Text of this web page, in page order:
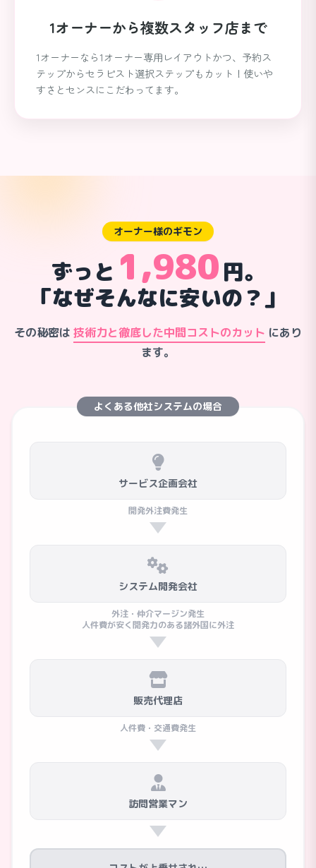
1オーナーから複数スタッフ店まで
1オーナーなら1オーナー専用レイアウトかつ、予約ス
テップからセラピスト選択ステップもカット！使いや
すさとセンスにこだわってます。
オーナー様のギモン
ずっと 1,980円。
「なぜそんなに安いの？」
その秘密は 技術力と徹底した中間コストのカット にあり
ます。
よくある他社システムの場合
サービス企画会社
開発外注費発生
システム開発会社
外注・仲介マージン発生
人件費が安く開発力のある諸外国に外注
販売代理店
人件費・交通費発生
訪問営業マン